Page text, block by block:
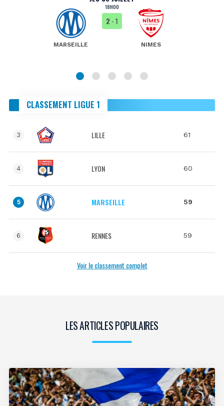
18H00
MARSEILLE
2 - 1
NIMES
CLASSEMENT LIGUE 1
3 LILLE 61
4 LYON 60
5 MARSEILLE 59
6 RENNES 59
Voir le classement complet
LES ARTICLES POPULAIRES